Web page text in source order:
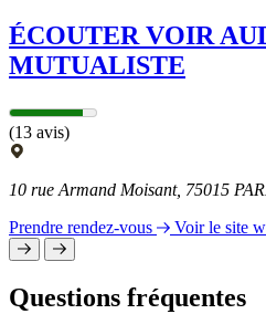
ÉCOUTER VOIR
MUTUALISTE
(13 avis)
10 rue Armand Moisant, 75015
Prendre rendez-vous
Voir le site
Questions fréquentes